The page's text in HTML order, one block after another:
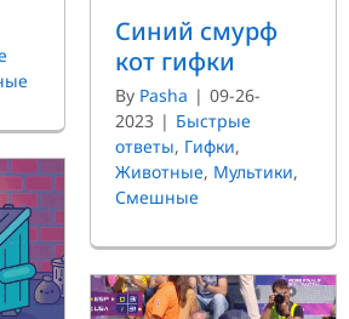
Синий смурф
кот гифки
By Pasha | 09-26-
2023 | Быстрые
ответы, Гифки,
Животные, Мультики,
Смешные